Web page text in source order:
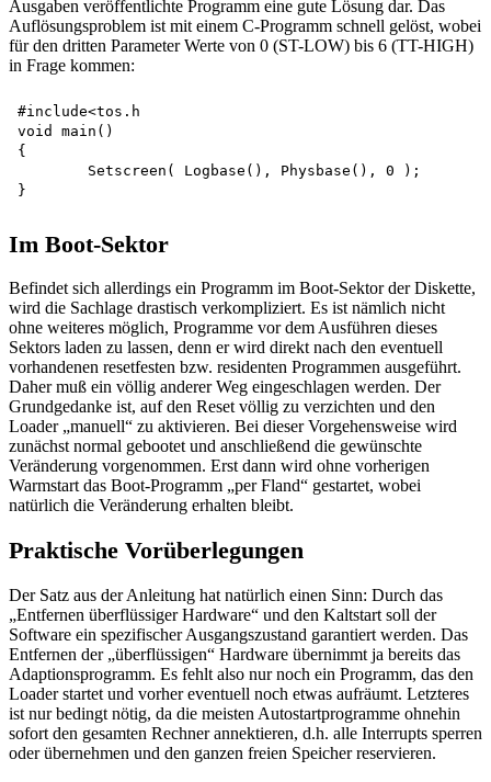
Ausgaben veröffentlichte Programm eine gute Lösung dar. Das
Auflösungsproblem ist mit einem C-Programm schnell gelöst, wobei
für den dritten Parameter Werte von 0 (ST-LOW) bis 6 (TT-HIGH)
in Frage kommen:
#include<tos.h
void main()
{
Im Boot-Sektor
Befindet sich allerdings ein Programm im Boot-Sektor der Diskette,
wird die Sachlage drastisch verkompliziert. Es ist nämlich nicht
ohne weiteres möglich, Programme vor dem Ausführen dieses
Sektors laden zu lassen, denn er wird direkt nach den eventuell
vorhandenen resetfesten bzw. residenten Programmen ausgeführt.
Daher muß ein völlig anderer Weg eingeschlagen werden. Der
Grundgedanke ist, auf den Reset völlig zu verzichten und den
Loader „manuell“ zu aktivieren. Bei dieser Vorgehensweise wird
zunächst normal gebootet und anschließend die gewünschte
Veränderung vorgenommen. Erst dann wird ohne vorherigen
Warmstart das Boot-Programm „per Fland“ gestartet, wobei
natürlich die Veränderung erhalten bleibt.
Praktische Vorüberlegungen
Der Satz aus der Anleitung hat natürlich einen Sinn: Durch das
„Entfernen überflüssiger Hardware“ und den Kaltstart soll der
Software ein spezifischer Ausgangszustand garantiert werden. Das
Entfernen der „überflüssigen“ Hardware übernimmt ja bereits das
Adaptionsprogramm. Es fehlt also nur noch ein Programm, das den
Loader startet und vorher eventuell noch etwas aufräumt. Letzteres
ist nur bedingt nötig, da die meisten Autostartprogramme ohnehin
sofort den gesamten Rechner annektieren, d.h. alle Interrupts sperren
oder übernehmen und den ganzen freien Speicher reservieren.